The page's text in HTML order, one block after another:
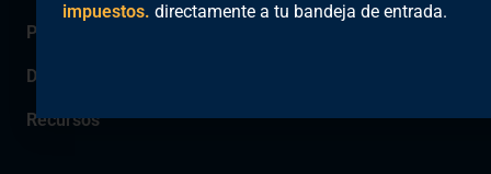
Personas mayores
Devolución de Dinero
Recursos
impuestos. directamente a tu bandeja de entrada.